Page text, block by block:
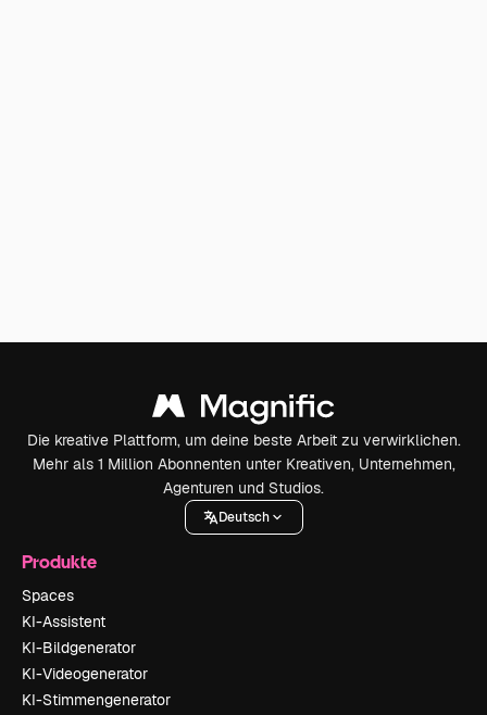
Die kreative Plattform, um deine beste Arbeit zu verwirklichen.
Mehr als 1 Million Abonnenten unter Kreativen, Unternehmen,
Agenturen und Studios.
Deutsch
Produkte
Spaces
KI-Assistent
KI-Bildgenerator
KI-Videogenerator
KI-Stimmengenerator